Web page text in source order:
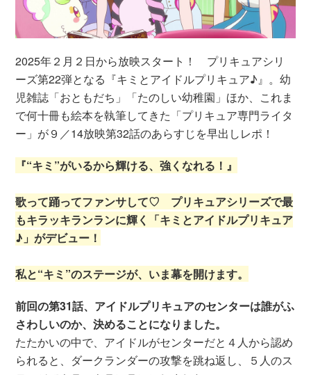
2025年２月２日から放映スタート！ プリキュアシリ
ーズ第22弾となる『キミとアイドルプリキュア♪』。幼
児雑誌「おともだち」「たのしい幼稚園」ほか、これま
で何十冊も絵本を執筆してきた「プリキュア専門ライタ
ー」が９／14放映第32話のあらすじを早出しレポ！
『“キミ”がいるから輝ける、強くなれる！』
歌って踊ってファンサして♡ プリキュアシリーズで最
もキラッキランランに輝く「キミとアイドルプリキュア
♪」がデビュー！
私と“キミ”のステージが、いま幕を開けます。
前回の第31話、アイドルプリキュアのセンターは誰がふ
さわしいのか、決めることになりました。
たたかいの中で、アイドルがセンターだと４人から認め
られると、ダークランダーの攻撃を跳ね返し、５人のス